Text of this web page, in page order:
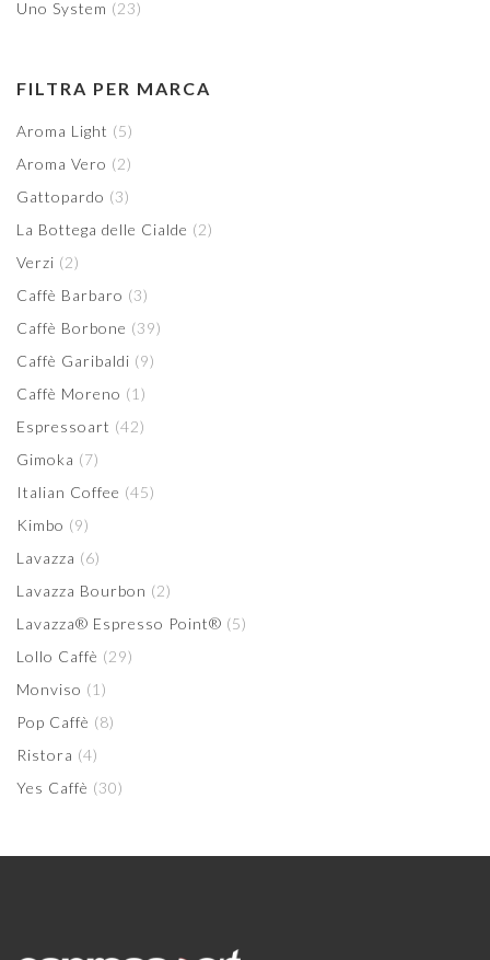
Uno System (23)
FILTRA PER MARCA
Aroma Light (5)
Aroma Vero (2)
Gattopardo (3)
La Bottega delle Cialde (2)
Verzi (2)
Caffè Barbaro (3)
Caffè Borbone (39)
Caffè Garibaldi (9)
Caffè Moreno (1)
Espressoart (42)
Gimoka (7)
Italian Coffee (45)
Kimbo (9)
Lavazza (6)
Lavazza Bourbon (2)
Lavazza® Espresso Point® (5)
Lollo Caffè (29)
Monviso (1)
Pop Caffè (8)
Ristora (4)
Yes Caffè (30)